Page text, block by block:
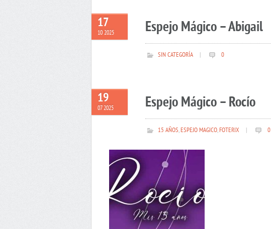
17
10 2025 Espejo Mágico – Abigail
SIN CATEGORÍA 0
19
07 2025 Espejo Mágico – Rocío
15 AÑOS,ESPEJO MAGICO,FOTERIX 0